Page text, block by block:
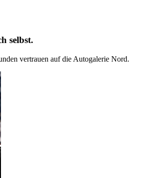
selbst.
vertrauen auf die Autogalerie Nord.